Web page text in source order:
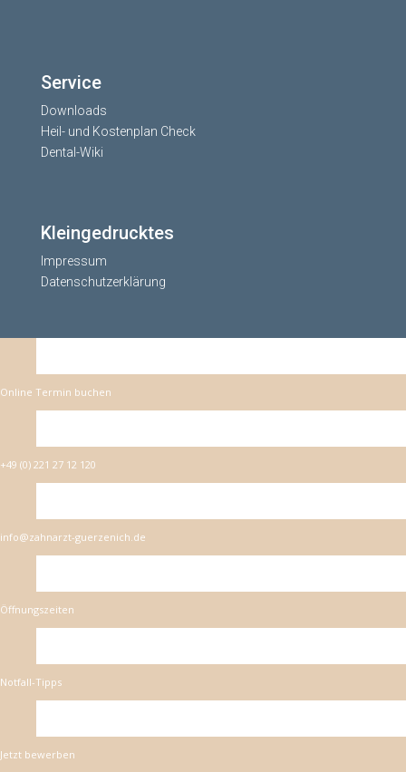
Service
Downloads
Heil- und Kostenplan Check
Dental-Wiki
Kleingedrucktes
Impressum
Datenschutzerklärung
Online Termin buchen
+49 (0) 221 27 12 120
info@zahnarzt-guerzenich.de
Öffnungszeiten
Notfall-Tipps
Jetzt bewerben